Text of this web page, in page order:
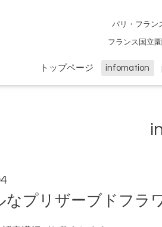
パリ・フラン
フランス国立
トップページ infomation
なプリザーブドフラ